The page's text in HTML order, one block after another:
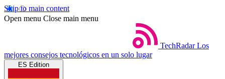
Skip to main content
Open menu Close main menu
TechRadar Los
mejores consejos tecnológicos en un solo lugar
ES Edition